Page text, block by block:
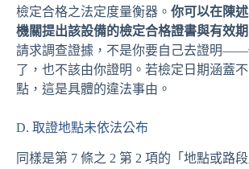
檢定合格之法定度量衡器。 你可以在陳
機關提出該設備的檢定合格證書與有效期
請求調查證據，不是你要自己去證明——
了，也不該由你證明。若檢定日期涵蓋
點，這是具體的違法事由。
D. 取證地點未依法公布
同樣是第 7 條之 2 第 2 項的「地點或路